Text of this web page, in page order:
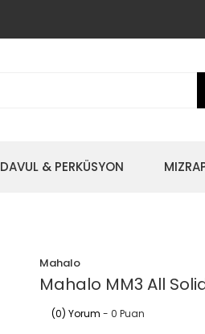
DAVUL & PERKÜSYON
Mahalo
Mahalo MM3 All
(0) Yorum - 0 Puan